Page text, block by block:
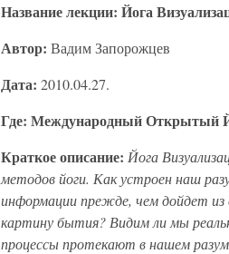
Название лекции: Йога
Автор: Вадим Запорожцев
Дата: 2010.04.27.
Где: Международный Открытый
Краткое описание: Йога
методов йоги. Как устроен наш
информации прежде, чем дойдет
картину бытия? Видим ли мы
процессы протекают в нашем